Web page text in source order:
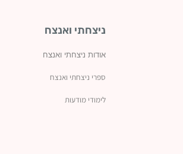
ניצחתי ואנצח
אודות ניצחתי ואנצח
ספרי ניצחתי ואנצח
לימודי מודעות